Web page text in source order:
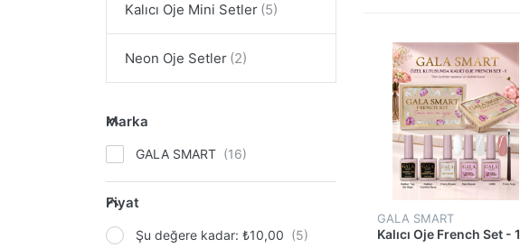
Kalıcı Oje Mini Setler
Neon Oje Setler
Marka
GALA SMART
Fiyat
Şu değere kadar: ₺10,00
GALA SMART
Kalıcı Oje French Set - 1